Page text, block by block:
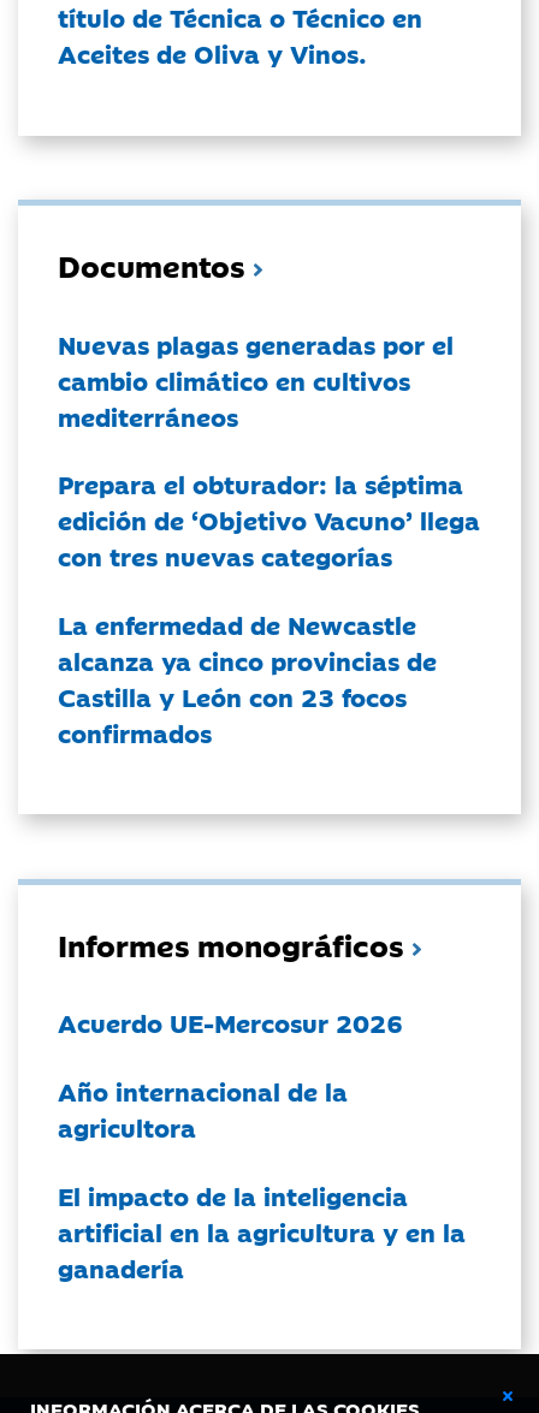
título de Técnica o Técnico en
Aceites de Oliva y Vinos.
Documentos
Nuevas plagas generadas por el
cambio climático en cultivos
mediterráneos
Prepara el obturador: la séptima
edición de ‘Objetivo Vacuno’ llega
con tres nuevas categorías
La enfermedad de Newcastle
alcanza ya cinco provincias de
Castilla y León con 23 focos
confirmados
Informes monográficos
Acuerdo UE-Mercosur 2026
Año internacional de la
agricultora
El impacto de la inteligencia
artificial en la agricultura y en la
ganadería